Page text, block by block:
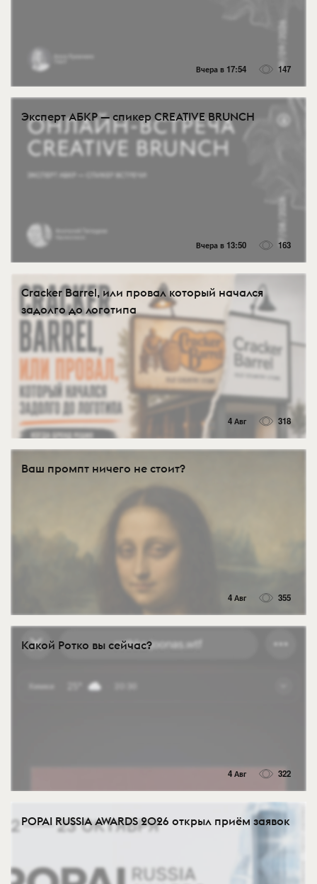
Вчера в 17:54 147
Эксперт АБКР — спикер CREATIVE BRUNCH
Вчера в 13:50 163
Cracker Barrel, или провал который начался
задолго до логотипа
4 Авг 318
Ваш промпт ничего не стоит?
4 Авг 355
Какой Ротко вы сейчас?
4 Авг 322
POPAI RUSSIA AWARDS 2026 открыл приём заявок